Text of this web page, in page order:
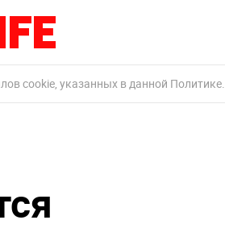
cookie, указанных в данной Политике.